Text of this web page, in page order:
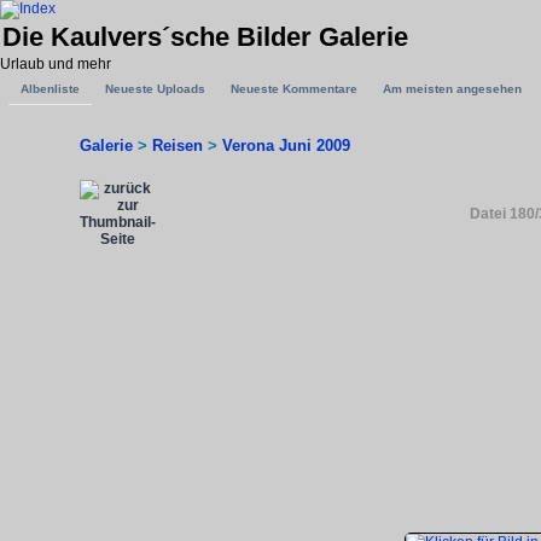
Die Kaulvers´sche Bilder Galerie
Urlaub und mehr
Albenliste Neueste Uploads Neueste Kommentare Am meisten angesehen
Galerie > Reisen > Verona Juni 2009
Datei